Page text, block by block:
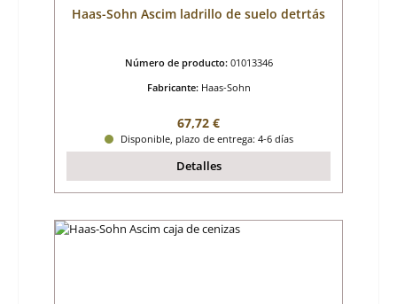
Haas-Sohn Ascim ladrillo de suelo detrtás
Número de producto: 01013346
Fabricante: Haas-Sohn
Precio normal:
67,72 €
Disponible, plazo de entrega: 4-6 días
Detalles